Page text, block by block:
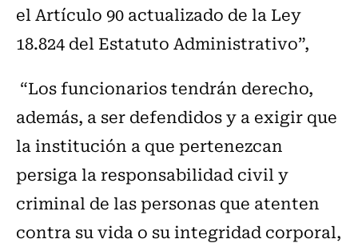
el Artículo 90 actualizado de la Ley
18.824 del Estatuto Administrativo”,
“Los funcionarios tendrán derecho,
además, a ser defendidos y a exigir que
la institución a que pertenezcan
persiga la responsabilidad civil y
criminal de las personas que atenten
contra su vida o su integridad corporal,